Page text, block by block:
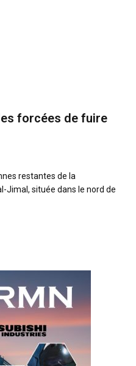
forcées de fuire
restantes de la
Jimal, située dans le nord de